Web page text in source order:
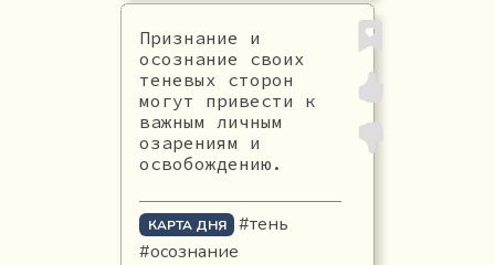
Признание и
осознание своих
теневых сторон
могут привести к
важным личным
озарениям и
освобождению.
КАРТА ДНЯ
#тень
#осознание